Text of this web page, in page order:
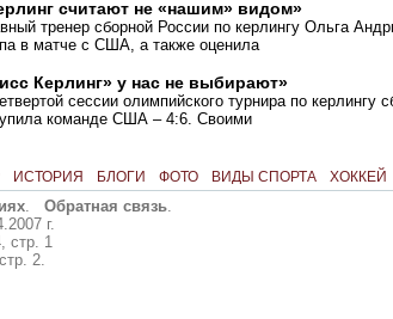
считают не «нашим» видом»
тренер сборной России по керлингу Ольга
в матче с США, а также оценила
Керлинг» у нас не выбирают»
сессии олимпийского турнира по керлингу
команде США – 4:6. Своими
ИСТОРИЯ БЛОГИ ФОТО ВИДЫ СПОРТА ХОККЕЙ
Обратная связь
г.
стр. 1
2.